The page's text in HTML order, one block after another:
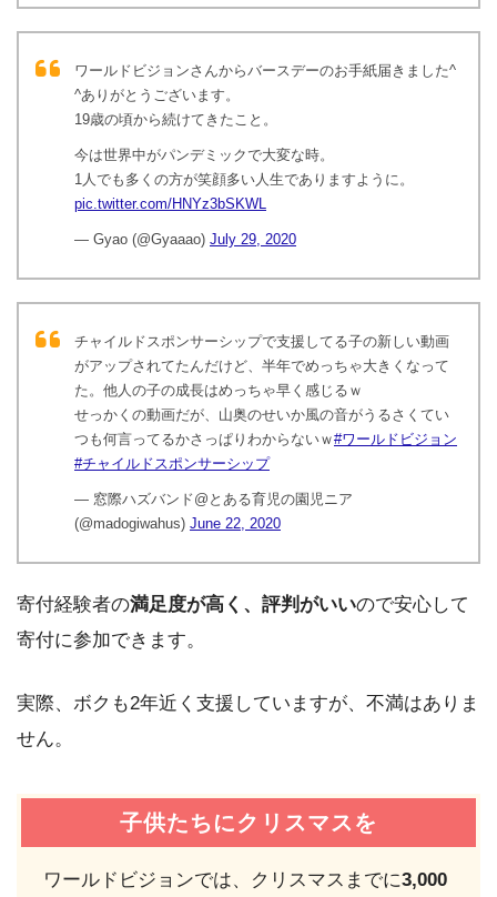
ワールドビジョンさんからバースデーのお手紙届きました^
^ありがとうございます。
19歳の頃から続けてきたこと。
今は世界中がパンデミックで大変な時。
1人でも多くの方が笑顔多い人生でありますように。
pic.twitter.com/HNYz3bSKWL
— Gyao (@Gyaaao) July 29, 2020
チャイルドスポンサーシップで支援してる子の新しい動画
がアップされてたんだけど、半年でめっちゃ大きくなって
た。他人の子の成長はめっちゃ早く感じるｗ
せっかくの動画だが、山奥のせいか風の音がうるさくてい
つも何言ってるかさっぱりわからないｗ#ワールドビジョン
#チャイルドスポンサーシップ
— 窓際ハズバンド@とある育児の園児ニア
(@madogiwahus) June 22, 2020
寄付経験者の満足度が高く、評判がいいので安心して
寄付に参加できます。
実際、ボクも2年近く支援していますが、不満はありま
せん。
子供たちにクリスマスを
ワールドビジョンでは、クリスマスまでに3,000